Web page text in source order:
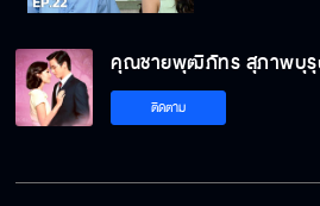
คุณชายพุฒิภัทร สุภาพบุรุ
ติดตาม